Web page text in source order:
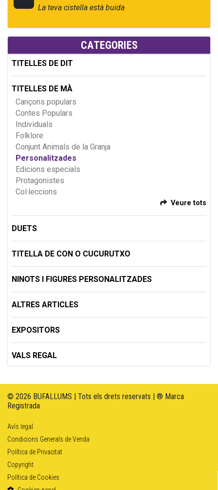
La teva cistella està buida
CATEGORIES
TITELLES DE DIT
TITELLES DE MÀ
Cançons populars
Contes Populars
Individuals
Folklore
Conjunt Animals de la Granja
Personalitzades
Edicions especials
Protagonistes
Col·leccions
Veure tots
DUETS
TITELLA DE CON O CUCURUTXO
NINOTS I FIGURES PERSONALITZADES
ALTRES ARTICLES
EXPOSITORS
VALS REGAL
© 2026 BUFALLUMS | Tots els drets reservats | ® Marca
Registrada
Avís legal
Condicions Generals de Venda
Política de Privacitat
Copyright
Política de Cookies